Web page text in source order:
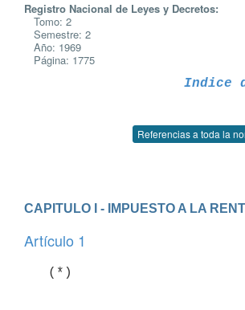
Registro Nacional de Leyes y Decretos:
Tomo: 2
Semestre: 2
Año: 1969
Página: 1775
Indice
Referencias a toda la
CAPITULO I - IMPUESTO A LA
Artículo 1